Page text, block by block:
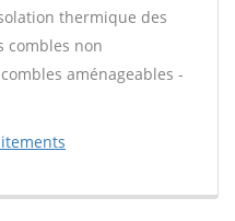
thermique des
combles non
aménageables -